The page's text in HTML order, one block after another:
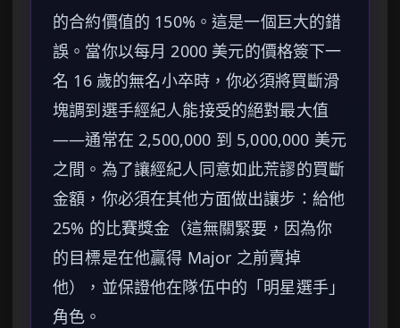
的合約價值的 150%。這是一個巨大的錯
誤。當你以每月 2000 美元的價格簽下一
名 16 歲的無名小卒時，你必須將買斷滑
塊調到選手經紀人能接受的絕對最大值
——通常在 2,500,000 到 5,000,000 美元
之間。為了讓經紀人同意如此荒謬的買斷
金額，你必須在其他方面做出讓步：給他
25% 的比賽獎金（這無關緊要，因為你
的目標是在他贏得 Major 之前賣掉
他），並保證他在隊伍中的「明星選手」
角色。